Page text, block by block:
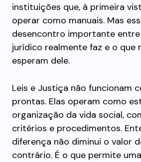
instituições que, à primeira
operar como manuais. Mas
desencontro importante
jurídico realmente faz e o que
esperam dele.
Leis e Justiça não funcionam
prontas. Elas operam como
organização da vida social,
critérios e procedimentos.
diferença não diminui o valor
contrário. É o que permite